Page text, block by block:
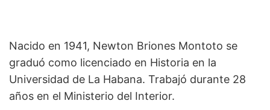
Nacido en 1941, Newton Briones Montoto se
graduó como licenciado en Historia en la
Universidad de La Habana. Trabajó durante 28
años en el Ministerio del Interior.